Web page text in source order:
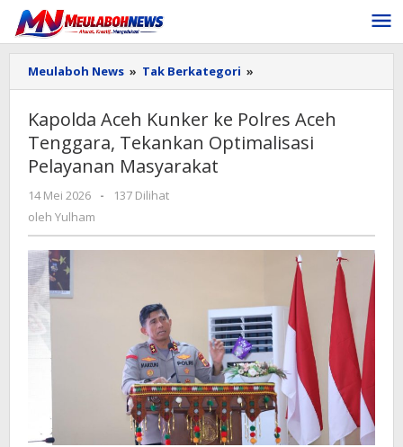
Lewati
konten
Meulaboh News » Tak Berkategori »
Aceh
ke
Polres
Masyarakat
Kapolda Aceh Kunker ke Polres Aceh
Tenggara, Tekankan Optimalisasi
Pelayanan Masyarakat
14 Mei 2026
oleh
-
137 Dilihat
oleh Yulham